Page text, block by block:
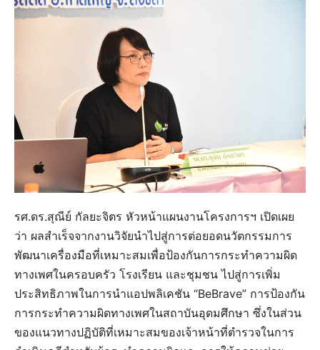
รศ.ดร.สุณีย์ กัลยะจิตร หัวหน้าแผนงานโครงการฯ เปิดเผย
ว่า ผลสำเร็จจากงานวิจัยนำไปสู่การต่อยอดนวัตกรรมการ
พัฒนาเครื่องมือที่เหมาะสมเพื่อป้องกันการกระทำความผิด
ทางเพศในครอบครัว โรงเรียน และชุมชน ไปสู่การเพิ่ม
ประสิทธิภาพในการนำแอปพลิเคชัน “BeBrave” การป้องกัน
การกระทำความผิดทางเพศในสถาบันอุดมศึกษา ซึ่งในส่วน
ของแนวทางปฏิบัติที่เหมาะสมของเจ้าหน้าที่ตำรวจในการ